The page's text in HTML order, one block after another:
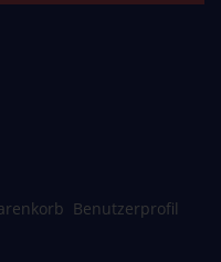
Benutzerprofil